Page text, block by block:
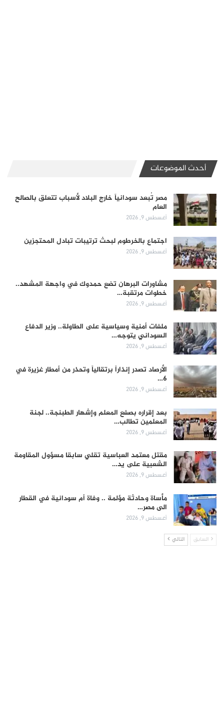
أحدث الموضوعات
مصر تُبعد سودانياً خارج البلاد لأسباب تتعلق بالصالح
العام
أغسطس 9, 2026
اجتماع بالخرطوم لبحث ترتيبات تبادل المحتجزين
أغسطس 9, 2026
مشاورات البرهان تضع حمدوك في واجهة المشهد..
خطوات مرتقبة…
أغسطس 9, 2026
ملفات أمنية وسياسية على الطاولة.. وزير الدفاع
السوداني يتوجه…
أغسطس 9, 2026
الأرصاد تصدر إنذاراً برتقالياً وتحذر من أمطار غزيرة في
6…
أغسطس 9, 2026
بعد إقراره بصفع المعلم وإشهار الطبنجة.. لجنة
المعلمين تطالب…
أغسطس 9, 2026
مقتل معتمد العباسية تقلي سابقا مسؤول المقاومة
الشعبية على يد…
أغسطس 9, 2026
مأساة وحادثة مؤلمة .. وفاة أم سودانية في القطار
الى مصر…
أغسطس 9, 2026
السابق التالي